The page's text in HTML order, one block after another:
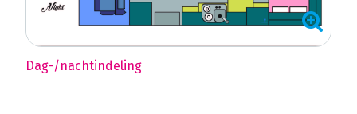
Dag-/nachtindeling